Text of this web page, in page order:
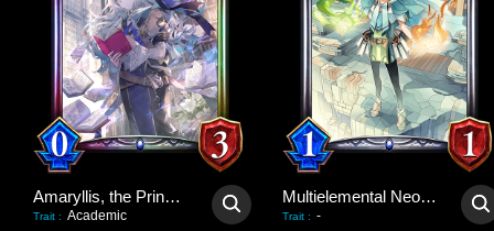
Amaryllis, the Princess
Trait : Academic
Multielemental Neophyte
Trait : -